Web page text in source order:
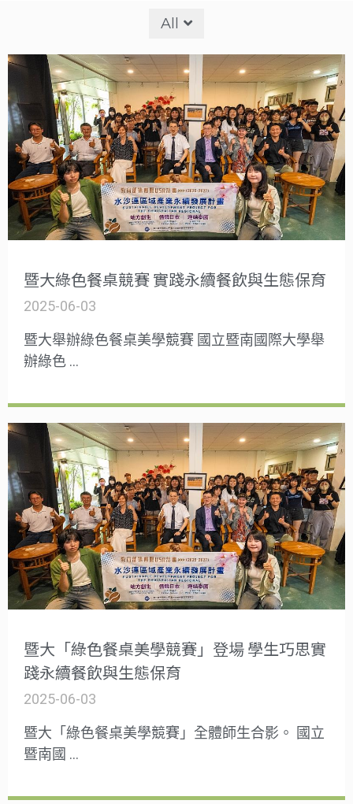
All
暨大綠色餐桌競賽 實踐永續餐飲與生態保育
2025-06-03
暨大舉辦綠色餐桌美學競賽 國立暨南國際大學舉
辦綠色 …
暨大「綠色餐桌美學競賽」登場 學生巧思實
踐永續餐飲與生態保育
2025-06-03
暨大「綠色餐桌美學競賽」全體師生合影。 國立
暨南國 …